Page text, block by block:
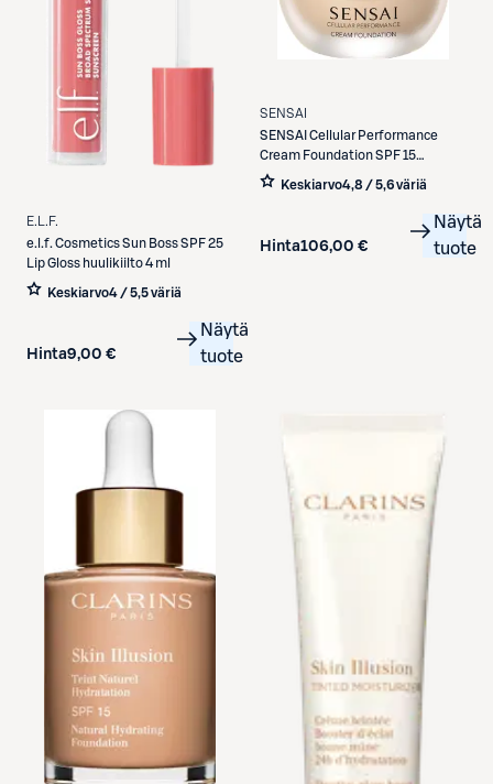
E.L.F.
e.l.f. Cosmetics Sun Boss SPF 25
Lip Gloss huulikiilto 4 ml
Keskiarvo4 / 5,5 väriä
Hinta9,00 €
Näytä
tuote
SENSAI
SENSAI Cellular Performance
Cream Foundation SPF 15
meikkivoide 30 ml
Keskiarvo4,8 / 5,6 väriä
Hinta106,00 €
Näytä
tuote